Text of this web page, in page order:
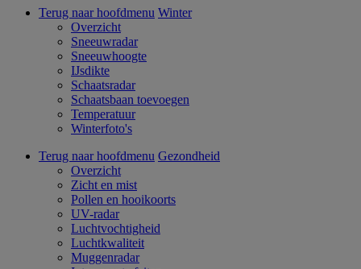
Terug naar hoofdmenu Winter
Overzicht
Sneeuwradar
Sneeuwhoogte
IJsdikte
Schaatsradar
Schaatsbaan toevoegen
Temperatuur
Winterfoto's
Terug naar hoofdmenu Gezondheid
Overzicht
Zicht en mist
Pollen en hooikoorts
UV-radar
Luchtvochtigheid
Luchtkwaliteit
Muggenradar